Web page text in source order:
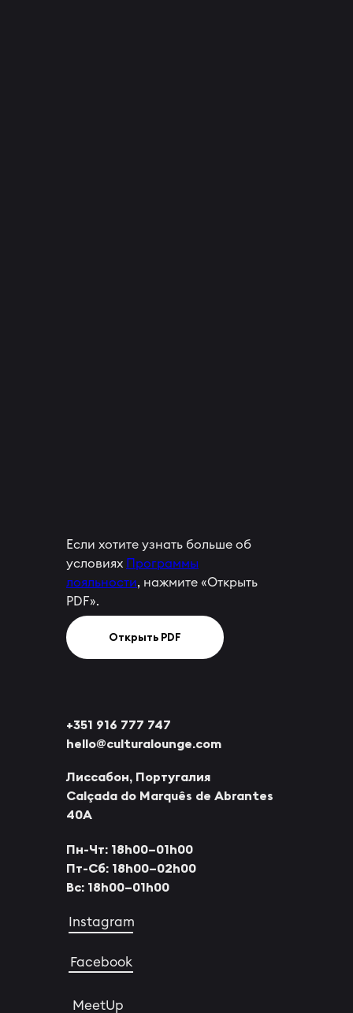
Если хотите узнать больше об
условиях Программы
лояльности, нажмите «Открыть
PDF».
Открыть PDF
Пн-Чт: 18h00–01h00
Пт-Cб: 18h00–02h00
Вс: 18h00–01h00
Лиссабон, Португалия
Calçada do Marquês de Abrantes
40A
+351 916 777 747
hello@culturalounge.com
Facebook
Instagram
MeetUp